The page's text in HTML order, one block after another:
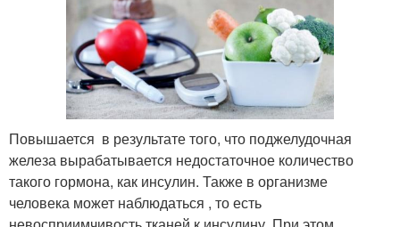
Повышается в результате того, что поджелудочная
железа вырабатывается недостаточное количество
такого гормона, как инсулин. Также в организме
человека может наблюдаться , то есть